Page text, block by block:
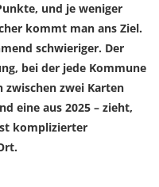
und je weniger
kommt man ans Ziel.
schwieriger. Der
bei der jede Kommune
zwischen zwei Karten
eine aus 2025 – zieht,
komplizierter